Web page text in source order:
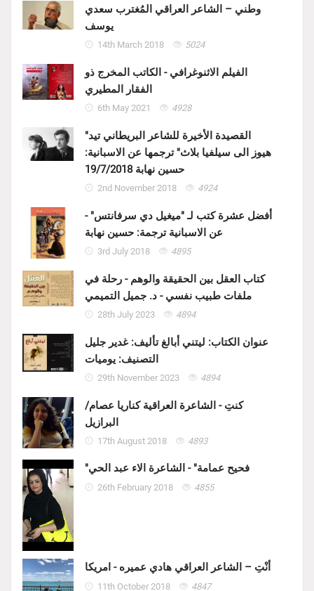
وطني – الشاعر العراقي المُغترب سعدي
يوسف
14th March 2018 5024
الفيلم الاثنوغرافي - الكاتب المخرج ذو
الفقار المطيري
6th May 2021 4928
"القصيدة الأخيرة للشاعر البريطاني تيد
هيوز الى سيلفيا بلاث" ترجمها عن الاسبانية:
حسين نهابة 19/7/2018
2nd November 2018 4924
أفضل عشرة كتب لـ "ميغيل دي سرفانتس" -
عن الاسبانية ترجمة: حسين نهابة
3rd July 2018 4895
كتاب العقل بين الحقيقة والوهم - رحلة في
ملفات طبيب نفسي - د. جميل التميمي
28th July 2023 4894
عنوان الكتاب: ليتني أبالغ تأليف: غدير جليل
التصنيف: يوميات
29th November 2023 4894
كنتِ - الشاعرة العراقية كناريا عصام/
البرازيل
17th August 2018 4893
"فحيح عمامة" - الشاعرة الاء عبد الحي
26th February 2018 4855
أنْتِ – الشاعر العراقي هادي عميره - امريكا
11th October 2018 4847